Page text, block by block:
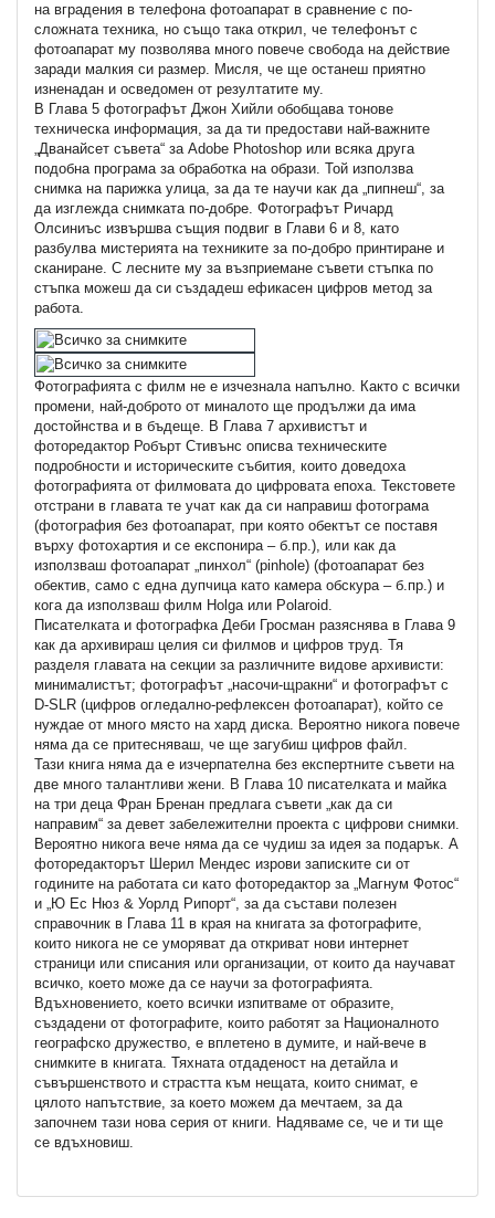
на вградения в телефона фотоапарат в сравнение с по-
сложната техника, но също така открил, че телефонът с
фотоапарат му позволява много повече свобода на действие
заради малкия си размер. Мисля, че ще останеш приятно
изненадан и осведомен от резултатите му.
В Глава 5 фотографът Джон Хийли обобщава тонове
техническа информация, за да ти предостави най-важните
„Дванайсет съвета“ за Adobe Photoshop или всяка друга
подобна програма за обработка на образи. Той използва
снимка на парижка улица, за да те научи как да „пипнеш“, за
да изглежда снимката по-добре. Фотографът Ричард
Олсиниъс извършва същия подвиг в Глави 6 и 8, като
разбулва мистерията на техниките за по-добро принтиране и
сканиране. С лесните му за възприемане съвети стъпка по
стъпка можеш да си създадеш ефикасен цифров метод за
работа.
Фотографията с филм не е изчезнала напълно. Както с всички
промени, най-доброто от миналото ще продължи да има
достойнства и в бъдеще. В Глава 7 архивистът и
фоторедактор Робърт Стивънс описва техническите
подробности и историческите събития, които доведоха
фотографията от филмовата до цифровата епоха. Текстовете
отстрани в главата те учат как да си направиш фотограма
(фотография без фотоапарат, при която обектът се поставя
върху фотохартия и се експонира – б.пр.), или как да
използваш фотоапарат „пинхол“ (pinhole) (фотоапарат без
обектив, само с една дупчица като камера обскура – б.пр.) и
кога да използваш филм Holga или Polaroid.
Писателката и фотографка Деби Гросман разяснява в Глава 9
как да архивираш целия си филмов и цифров труд. Тя
разделя главата на секции за различните видове архивисти:
минималистът; фотографът „насочи-щракни“ и фотографът с
D-SLR (цифров огледално-рефлексен фотоапарат), който се
нуждае от много място на хард диска. Вероятно никога повече
няма да се притесняваш, че ще загубиш цифров файл.
Тази книга няма да е изчерпателна без експертните съвети на
две много талантливи жени. В Глава 10 писателката и майка
на три деца Фран Бренан предлага съвети „как да си
направим“ за девет забележителни проекта с цифрови снимки.
Вероятно никога вече няма да се чудиш за идея за подарък. А
фоторедакторът Шерил Мендес изрови записките си от
годините на работата си като фоторедактор за „Магнум Фотос“
и „Ю Ес Нюз & Уорлд Рипорт“, за да състави полезен
справочник в Глава 11 в края на книгата за фотографите,
които никога не се уморяват да откриват нови интернет
страници или списания или организации, от които да научават
всичко, което може да се научи за фотографията.
Вдъхновението, което всички изпитваме от образите,
създадени от фотографите, които работят за Националното
географско дружество, е вплетено в думите, и най-вече в
снимките в книгата. Тяхната отдаденост на детайла и
съвършенството и страстта към нещата, които снимат, е
цялото напътствие, за което можем да мечтаем, за да
започнем тази нова серия от книги. Надяваме се, че и ти ще
се вдъхновиш.